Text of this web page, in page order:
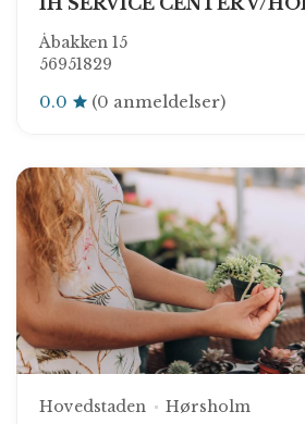
Åbakken 15
56951829
0.0 (0 anmeldelser)
Hovedstaden Hørsholm